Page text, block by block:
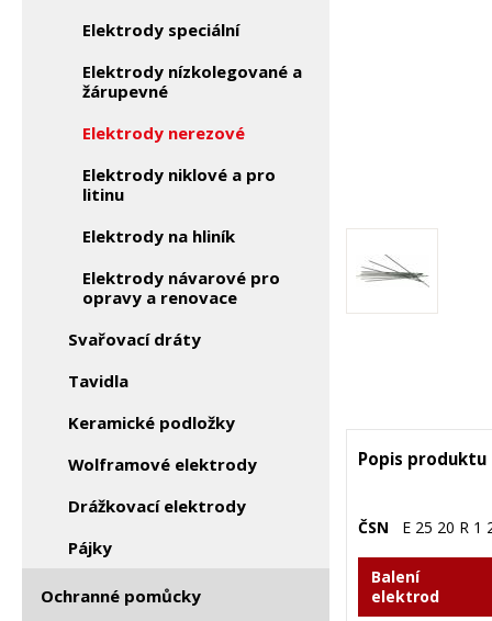
Elektrody speciální
Elektrody nízkolegované a
žárupevné
Elektrody nerezové
Elektrody niklové a pro
litinu
Elektrody na hliník
Elektrody návarové pro
opravy a renovace
Svařovací dráty
Tavidla
Keramické podložky
Wolframové elektrody
Drážkovací elektrody
Pájky
Ochranné pomůcky
Popis produktu
ČSN E 25 20 R 1
Balení
elektrod